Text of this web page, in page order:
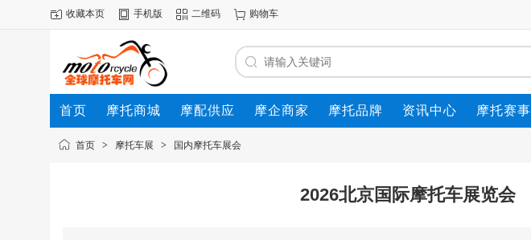
收藏本页 手机版 二维码 购物车
首页 摩托商城 摩配供应 摩企商家 摩托品牌 资讯中心 摩托赛事
动态首页 > 摩托车展 > 国内摩托车展会
2026北京国际摩托车展览会